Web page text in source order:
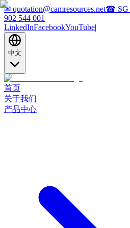
✉ quotation@camresources.net☎ SG
902 544 001
LinkedInFacebookYouTube|
中文
首页
关于我们
产品中心